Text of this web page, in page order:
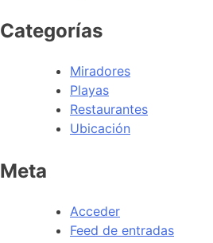
Categorías
Miradores
Playas
Restaurantes
Ubicación
Meta
Acceder
Feed de entradas